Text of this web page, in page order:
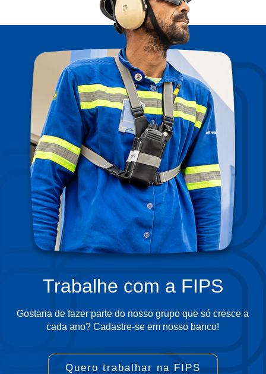
Trabalhe com a FIPS
Gostaria de fazer parte do nosso grupo que só cresce a
cada ano? Cadastre-se em nosso banco!
Quero trabalhar na FIPS